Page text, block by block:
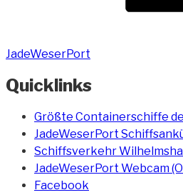
JadeWeserPort
Quicklinks
Größte Containerschiffe
JadeWeserPort
Schiffsverkehr
JadeWeserPort Webcam
Facebook